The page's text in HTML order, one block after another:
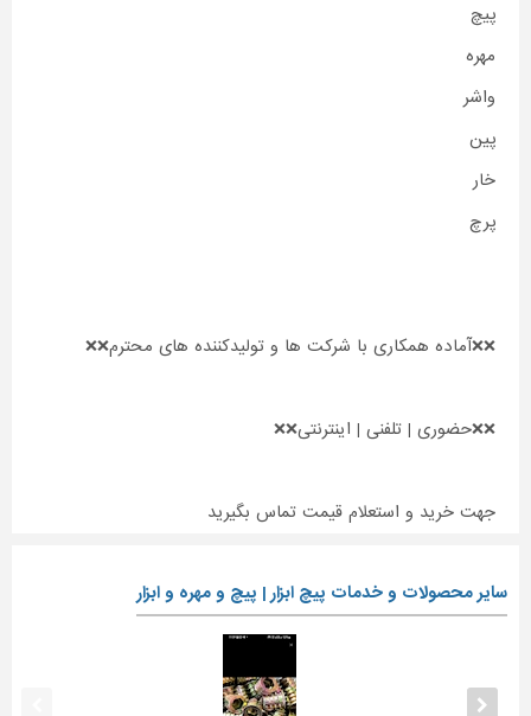
پیچ
مهره
واشر
پین
خار
پرچ
❌❌آماده همکاری با شرکت ها و تولیدکننده های محترم❌❌
❌❌حضوری | تلفنی | اینترنتی❌❌
جهت خرید و استعلام قیمت تماس بگیرید
سایر محصولات و خدمات پیچ ابزار | پیچ و مهره و ابزار